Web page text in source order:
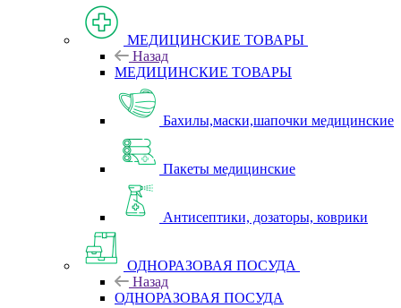
МЕДИЦИНСКИЕ ТОВАРЫ
Назад
МЕДИЦИНСКИЕ ТОВАРЫ
Бахилы,маски,шапочки медицинские
Пакеты медицинские
Антисептики, дозаторы, коврики
ОДНОРАЗОВАЯ ПОСУДА
Назад
ОДНОРАЗОВАЯ ПОСУДА